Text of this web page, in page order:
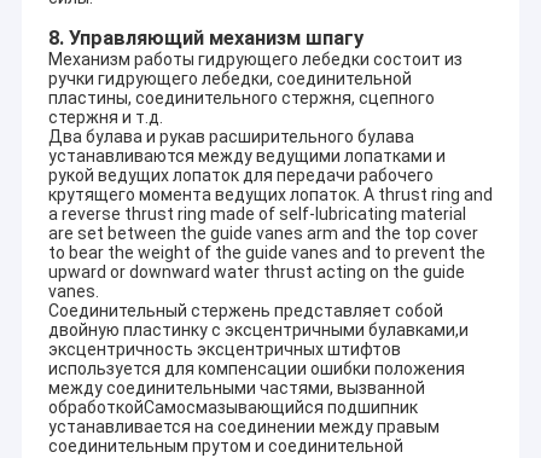
8. Управляющий механизм шпагу
Механизм работы гидрующего лебедки состоит из
ручки гидрующего лебедки, соединительной
пластины, соединительного стержня, сцепного
стержня и т.д.
Два булава и рукав расширительного булава
устанавливаются между ведущими лопатками и
рукой ведущих лопаток для передачи рабочего
крутящего момента ведущих лопаток. A thrust ring and
a reverse thrust ring made of self-lubricating material
are set between the guide vanes arm and the top cover
to bear the weight of the guide vanes and to prevent the
upward or downward water thrust acting on the guide
vanes.
Соединительный стержень представляет собой
двойную пластинку с эксцентричными булавками,и
эксцентричность эксцентричных штифтов
используется для компенсации ошибки положения
между соединительными частями, вызванной
обработкойСамосмазывающийся подшипник
устанавливается на соединении между правым
соединительным прутом и соединительной
Сербия
MHE Jelici
1x600KW+1x386KW
H-Franics+H-
Turgo
D1=58cm+55cm
Южная
Африка
Romans преследуют
ферма моря
1x360KW
D1=63cm
Сербия
MHE Virovci
1x305KW
H-Turgo
D1=55cm
Армения
1x2300KW
H-Фрэнсис
D1=96cm
Турция
Yakinca 4#
1x6016KW
L-Фрэнсис
D1=185cm